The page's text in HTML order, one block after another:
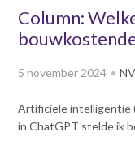
o
J
m
p
Column:
5 november 2024
Artificiële intelligentie
in ChatGPT stelde ik